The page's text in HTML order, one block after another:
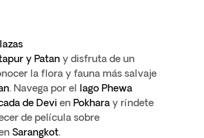
y Patan y disfruta de un
la flora y fauna más salvaje
. Navega por el lago Phewa
de Devi en Pokhara y ríndete
de película sobre
Sarangkot.